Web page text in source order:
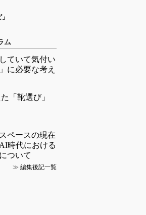
ム
ていて気付い
に必要な考え
「靴選び」
ペースの現在
時代における
ついて
≫ 編集後記一覧